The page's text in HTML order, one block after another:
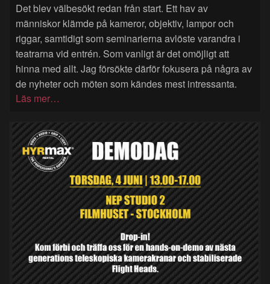
Det blev välbesökt redan från start. Ett hav av
människor klämde på kameror, objektiv, lampor och
riggar, samtidigt som seminarierna avlöste varandra i
teatrarna vid entrén. Som vanligt är det omöjligt att
hinna med allt. Jag försökte därför fokusera på några av
de nyheter och möten som kändes mest intressanta.
Läs mer…